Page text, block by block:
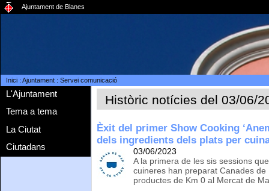
Ajuntament de Blanes
Inici: Ajuntament: Servei comunicació
L'Ajuntament
Tema a tema
La Ciutat
Ciutadans
Històric notícies del 03/06/
Èxit del primer Show Cooking
dels ingredients dels plats per
03/06/2023
A la primera de les sis sessions
cuineres han preparat Canades
productes de Km 0 al Mercat de